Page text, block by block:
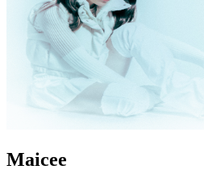
Maicee